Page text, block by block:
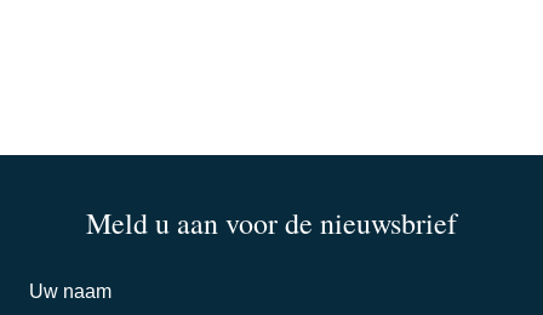
Meld u aan voor de nieuwsbrief